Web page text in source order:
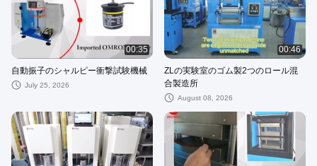
00:35
自動振子のシャルピー衝撃試験機械
July 25, 2026
00:46
ZLの実験室のゴム製2つのロール混
合製造所
August 08, 2026